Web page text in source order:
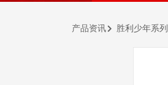
产品资讯 胜利少年系列